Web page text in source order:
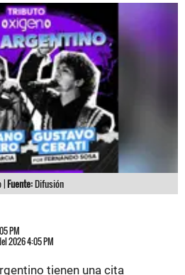
|Fuente:Difusión
PM
2026 4:05 PM
tienen una cita